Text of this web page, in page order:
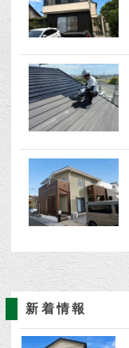
新着情報